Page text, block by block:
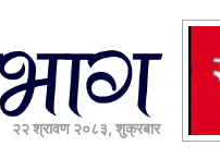
२२ श्रावण २०८३, शुक्रबार